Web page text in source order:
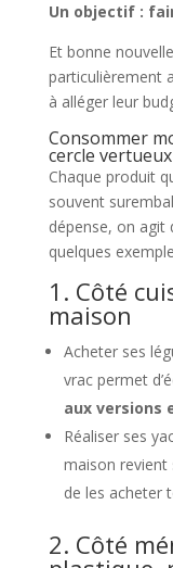
Un objectif :
Et bonne
particulièrement
à alléger leur
Consommer
cercle vertueux
Chaque produit
souvent
dépense, on agit
quelques
1. Côté
maison
Acheter ses
vrac permet
aux versions
Réaliser ses
maison revient
de les acheter
2. Côté